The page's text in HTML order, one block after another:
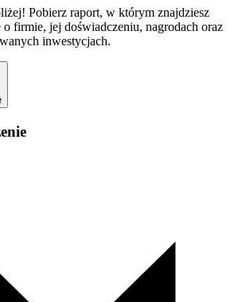
Pobierz raport, w którym znajdziesz
firmie, jej doświadczeniu, nagrodach oraz
inwestycjach.